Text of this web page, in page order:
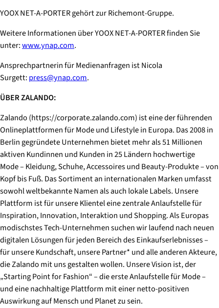
YOOX NET-A-PORTER gehört zur Richemont-Gruppe.
Weitere Informationen über YOOX NET-A-PORTER finden Sie
unter:www.ynap.com.
Ansprechpartnerin für Medienanfragen ist Nicola
Surgett: press@ynap.com.
ÜBER ZALANDO:
Zalando (https://corporate.zalando.com) ist eine der führenden
Onlineplattformen für Mode und Lifestyle in Europa. Das 2008 in
Berlin gegründete Unternehmen bietet mehr als 51 Millionen
aktiven Kundinnen und Kunden in 25 Ländern hochwertige
Mode – Kleidung, Schuhe, Accessoires und Beauty-Produkte – von
Kopf bis Fuß. Das Sortiment an internationalen Marken umfasst
sowohl weltbekannte Namen als auch lokale Labels. Unsere
Plattform ist für unsere Klientel eine zentrale Anlaufstelle für
Inspiration, Innovation, Interaktion und Shopping. Als Europas
modischstes Tech-Unternehmen suchen wir laufend nach neuen
digitalen Lösungen für jeden Bereich des Einkaufserlebnisses –
für unsere Kundschaft, unsere Partner* und alle anderen Akteure,
die Zalando mit uns gestalten wollen. Unsere Vision ist, der
„Starting Point for Fashion“ – die erste Anlaufstelle für Mode –
und eine nachhaltige Plattform mit einer netto-positiven
Auswirkung auf Mensch und Planet zu sein.